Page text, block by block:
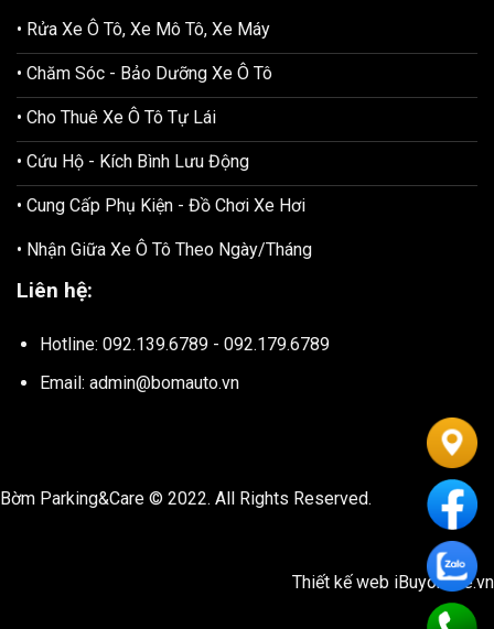
• Rửa Xe Ô Tô, Xe Mô Tô, Xe Máy
• Chăm Sóc - Bảo Dưỡng Xe Ô Tô
• Cho Thuê Xe Ô Tô Tự Lái
• Cứu Hộ - Kích Bình Lưu Động
• Cung Cấp Phụ Kiện - Đồ Chơi Xe Hơi
• Nhận Giữa Xe Ô Tô Theo Ngày/Tháng
Liên hệ:
Hotline: 092.139.6789 - 092.179.6789
Email: admin@bomauto.vn
Bờm Parking&Care © 2022. All Rights Reserved.
Thiết kế web iBuyonline.vn